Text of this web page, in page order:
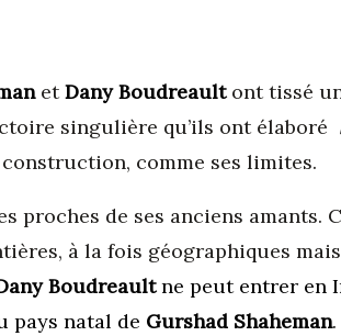
etDany Boudreault ont tissé
singulière qu’ils ont élaboré
comme ses limites.
proches de ses anciens amants.
à la fois géographiques
Boudreaultne peut entrer en
pays natal de Gurshad Shaheman